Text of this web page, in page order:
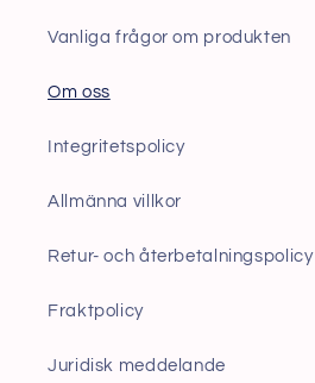
Vanliga frågor om produkten
Om oss
Integritetspolicy
Allmänna villkor
Retur- och återbetalningspolicy
Fraktpolicy
Juridisk meddelande